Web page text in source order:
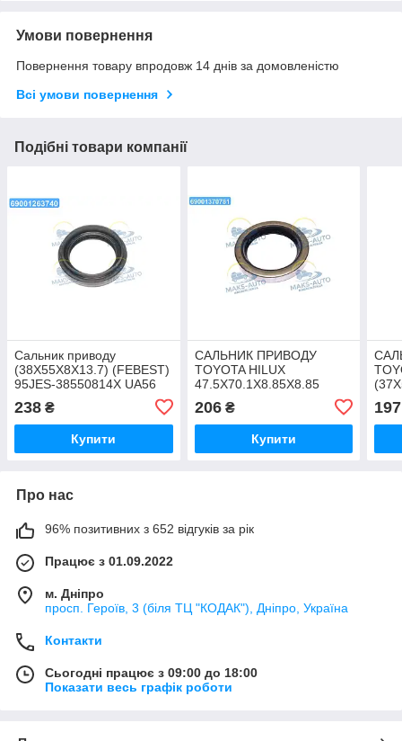
Умови повернення
Повернення товару впродовж 14 днів за домовленістю
Всі умови повернення
Подібні товари компанії
Сальник приводу
(38X55X8X13.7) (FEBEST)
95JES-38550814X UA56
238 ₴
Купити
САЛЬНИК ПРИВОДУ
TOYOTA HILUX
47.5X70.1X8.85X8.85
49700909C UA56
206₴
Купити
197
Про нас
96% позитивних з 652 відгуків за рік
Працює з 01.09.2022
м. Дніпро
просп. Героїв, 3 (біля ТЦ "КОДАК"), Дніпро, Україна
Контакти
Сьогодні працює з 09:00 до 18:00
Показати весь графік роботи